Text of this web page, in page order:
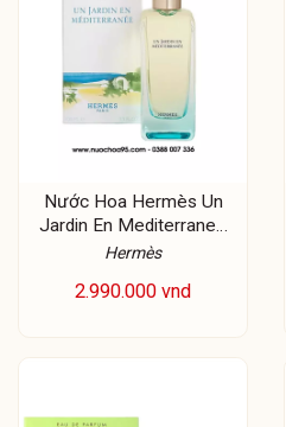
Nước Hoa Hermès Un
Jardin En Mediterranee
EDT
Hermès
2.990.000 vnd